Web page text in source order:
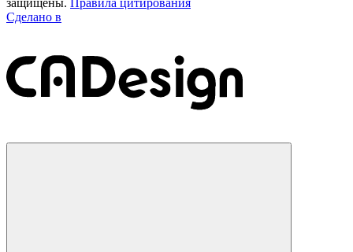
Сделано в